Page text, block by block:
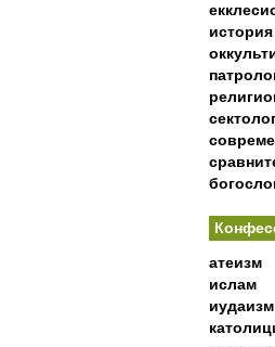
атеизм
ислам
иудаизм